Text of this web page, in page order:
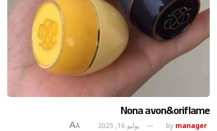
Nona avon&oriflame
by manager يوليو 16, 2025 A
A